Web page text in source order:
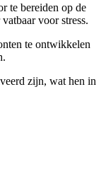
te bereiden op de
voor stress.
te ontwikkelen
zijn, wat hen in